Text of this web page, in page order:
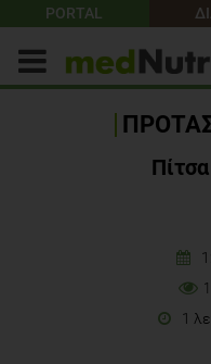
PORTAL
1